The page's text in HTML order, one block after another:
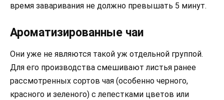
время заваривания не должно превышать 5 минут.
Ароматизированные чаи
Они уже не являются такой уж отдельной группой.
Для его производства смешивают листья ранее
рассмотренных сортов чая (особенно черного,
красного и зеленого) с лепестками цветов или